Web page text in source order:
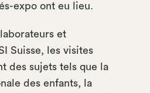
expo ont eu lieu.
et
Suisse, les visites
des sujets tels que la
des enfants, la